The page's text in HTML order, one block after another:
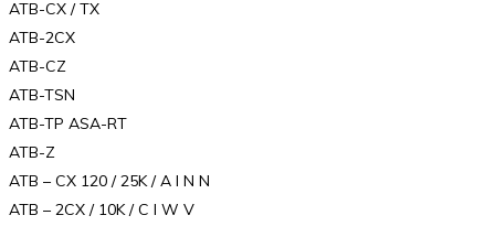
ATB-CX / TX
ATB-2CX
ATB-CZ
ATB-TSN
ATB-TP ASA-RT
ATB-Z
ATB – CX 120 / 25K / A I N N
ATB – 2CX / 10K / C I W V